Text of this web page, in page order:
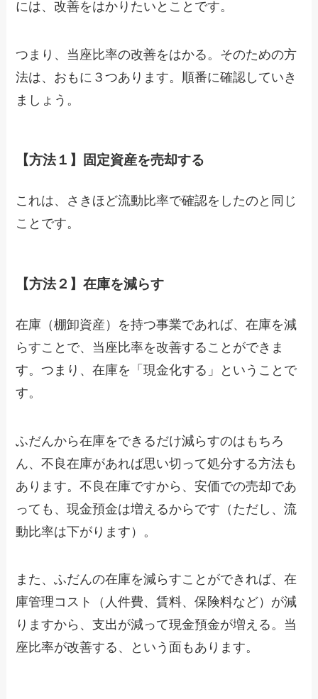
には、改善をはかりたいとことです。
つまり、当座比率の改善をはかる。そのための方
法は、おもに３つあります。順番に確認していき
ましょう。
【方法１】固定資産を売却する
これは、さきほど流動比率で確認をしたのと同じ
ことです。
【方法２】在庫を減らす
在庫（棚卸資産）を持つ事業であれば、在庫を減
らすことで、当座比率を改善することができま
す。つまり、在庫を「現金化する」ということで
す。
ふだんから在庫をできるだけ減らすのはもちろ
ん、不良在庫があれば思い切って処分する方法も
あります。不良在庫ですから、安価での売却であ
っても、現金預金は増えるからです（ただし、流
動比率は下がります）。
また、ふだんの在庫を減らすことができれば、在
庫管理コスト（人件費、賃料、保険料など）が減
りますから、支出が減って現金預金が増える。当
座比率が改善する、という面もあります。